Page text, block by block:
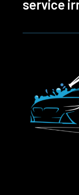
service